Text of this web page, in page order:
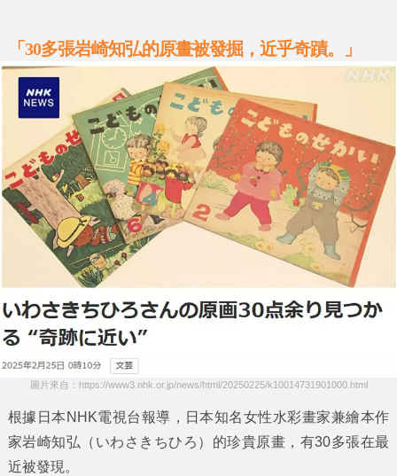
「30多張岩崎知弘的原畫被發掘，近乎奇蹟。 」
圖片來自：https://www3.nhk.or.jp/news/html/20250225/k10014731901000.html
根據日本NHK電視台報導，日本知名女性水彩畫家兼繪本作
家岩崎知弘 （いわさきちひろ）的珍貴原畫，有30多張在最
近被發現。